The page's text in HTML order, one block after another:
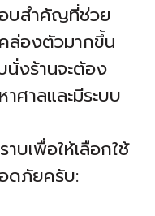
บสำคัญที่ช่วย
ล่องตัวมากขึ้น
งร้านจะต้อง
ศาลและมีระบบ
บเพื่อให้เลือกใช้
ดภัยครับ: